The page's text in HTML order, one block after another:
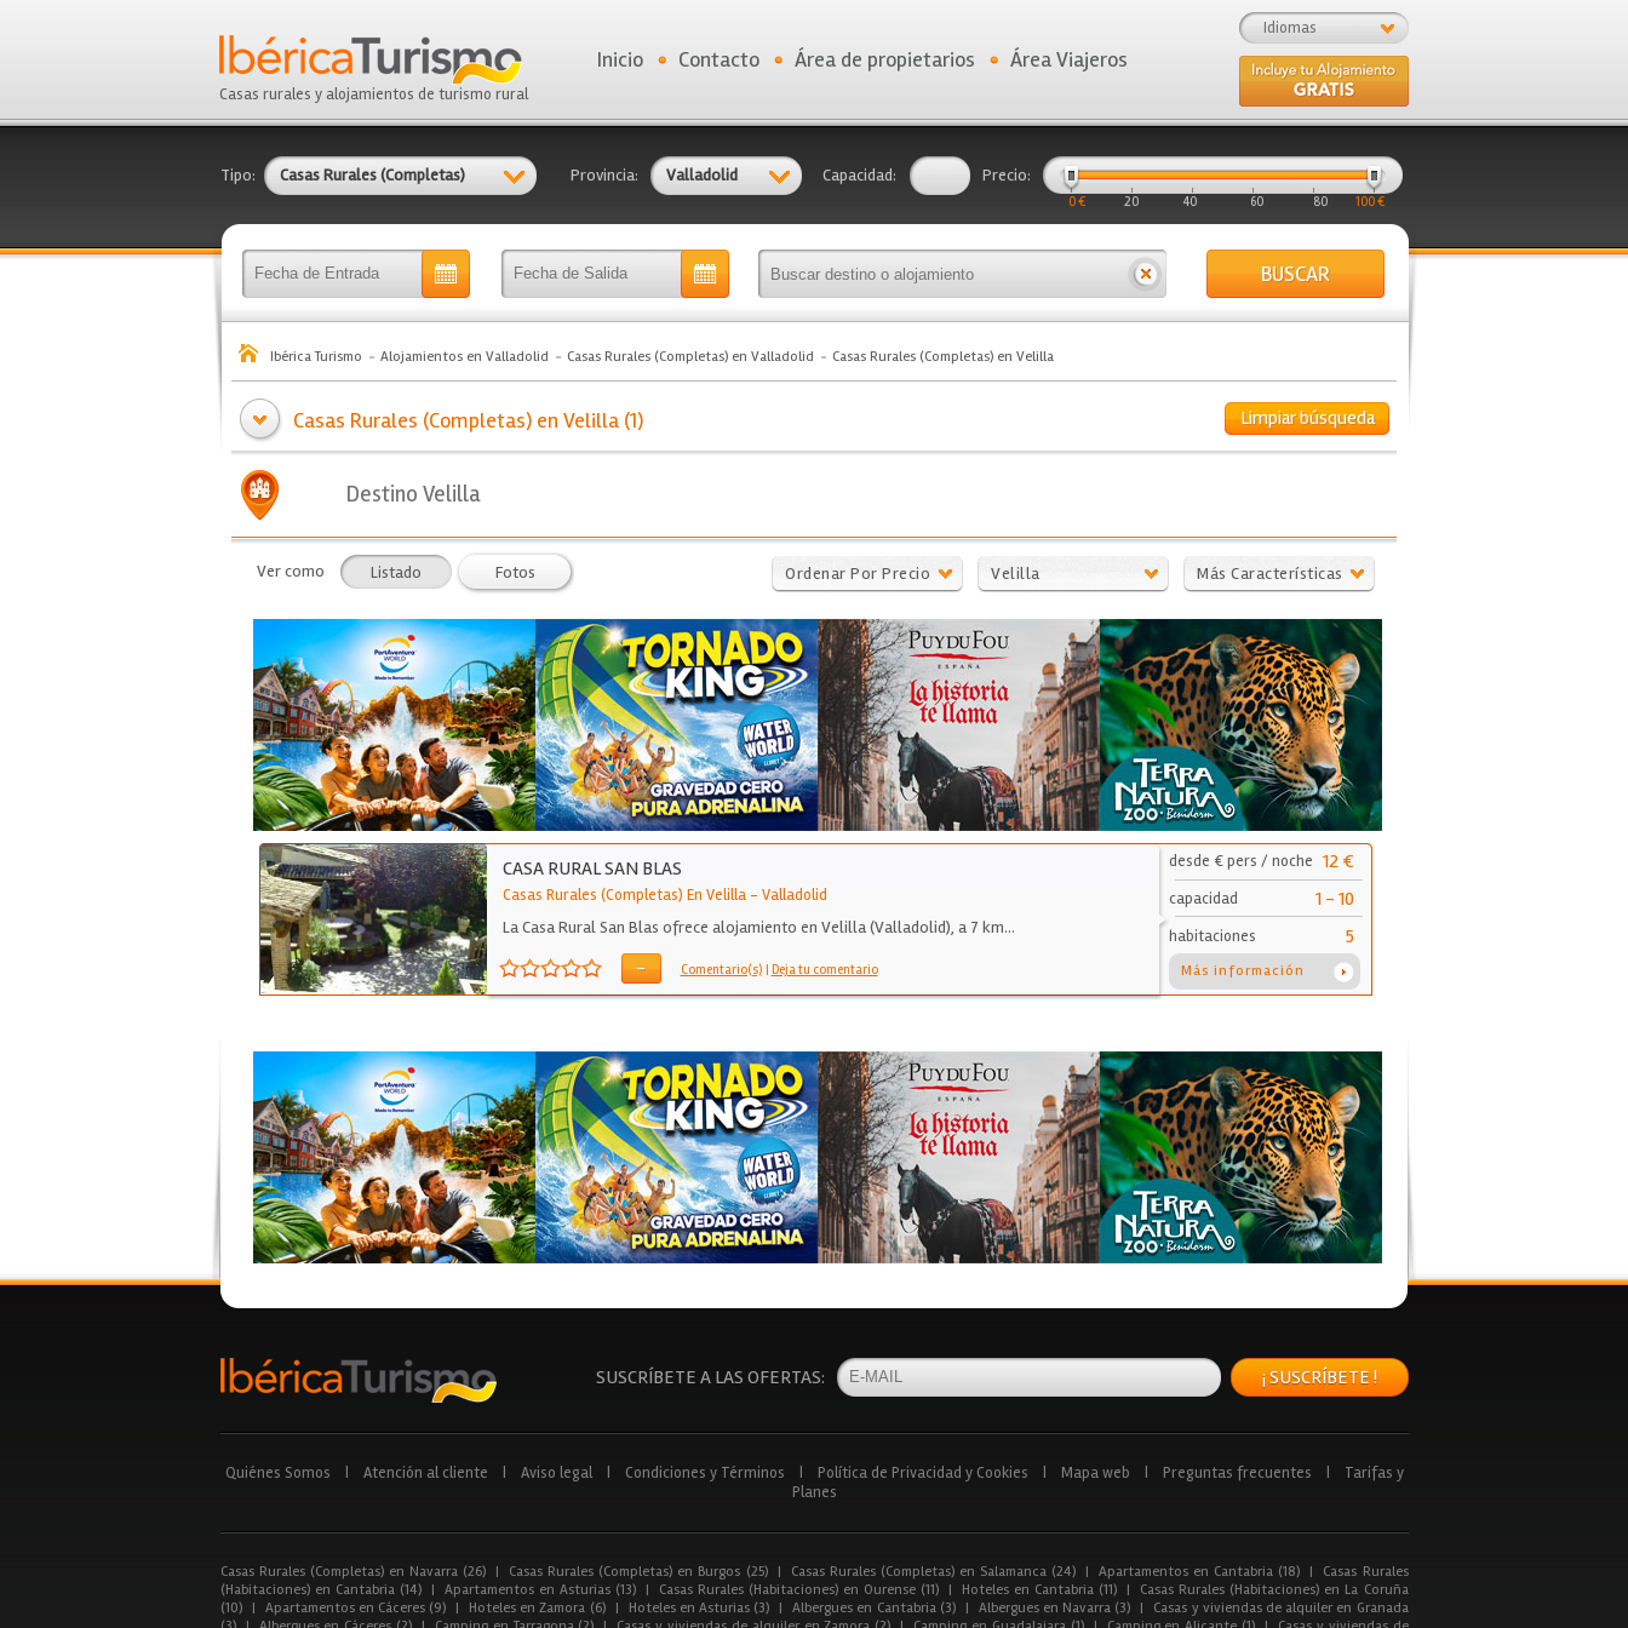
Casas rurales y alojamientos de turismo rural
Idiomas
Inicio Contacto Área de propietarios Área Viajeros
Tipo: Casas Rurales (Completas) Provincia: Valladolid Capacidad: Precio:
0 € 20 40 60 80 100 €
BUSCAR
Ibérica Turismo Alojamientos en Valladolid Casas Rurales (Completas) en Valladolid Casas Rurales (Completas) en Velilla
Limpiar búsqueda
Casas Rurales (Completas) en Velilla (1)
Destino Velilla
Ver como Listado Fotos Ordenar Por Precio Velilla Más Características
CASA RURAL SAN BLAS
Casas Rurales (Completas) En Velilla- Valladolid
La Casa Rural San Blas ofrece alojamiento en Velilla (Valladolid), a 7 km…
- Comentario(s) | Deja tu comentario
desde € pers / noche 12 €
capacidad 1 - 10
habitaciones 5
Más información
SUSCRÍBETE A LAS OFERTAS: ¡ SUSCRÍBETE !
Quiénes Somos Atención al cliente Aviso legal Condiciones y Términos Política de Privacidad y Cookies Mapa web Preguntas frecuentes
Tarifas y
Planes
Casas Rurales (Completas) en Navarra (26) | Casas Rurales (Completas) en Burgos (25) | Casas Rurales (Completas) en Salamanca (24) | Apartamentos en Cantabria (18) |
Casas Rurales
(Habitaciones) en Cantabria (14)
| Apartamentos en Asturias (13) | Casas Rurales (Habitaciones) en Ourense (11) | Hoteles en Cantabria (11) |
Casas Rurales (Habitaciones) en La Coruña
(10)
| Apartamentos en Cáceres (9) | Hoteles en Zamora (6) | Hoteles en Asturias (3) | Albergues en Cantabria (3) | Albergues en Navarra (3) |
Casas y viviendas de alquiler en Granada